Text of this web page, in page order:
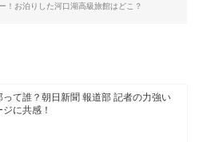
！お泊りした河口湖高級旅館はどこ？
って誰？朝日新聞 報道部 記者の力強い
ジに共感！